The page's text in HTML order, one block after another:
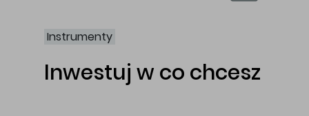
Instrumenty
Inwestuj w co chcesz